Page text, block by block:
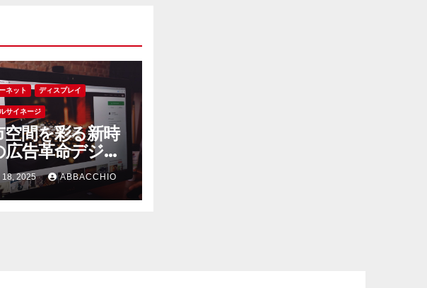
ネット ディスプレイ
サイネージ
空間を彩る新時
広告革命デジタ
イネージが切り
情報発信の未来
2025 ABBACCHIO